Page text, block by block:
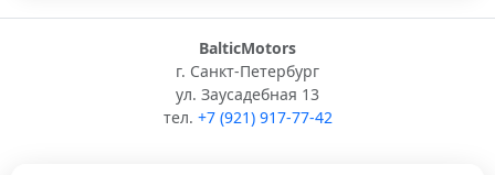
BalticMotors
г. Санкт-Петербург
ул. Заусадебная 13
тел. +7 (921) 917-77-42